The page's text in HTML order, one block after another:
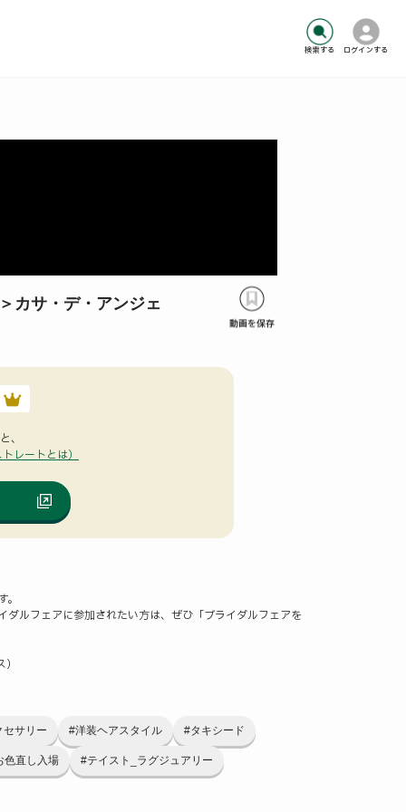
検索する ログインする
カサ・デ・アンジェ
、
レートとは）
ルフェアに参加されたい方は、ぜひ「ブライダルフェアを
セサリー #洋装ヘアスタイル #タキシード
色直し入場 #テイスト_ラグジュアリー